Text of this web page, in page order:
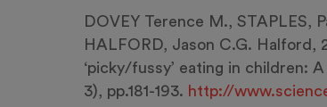
DOVEY Terence M., STAPLES,
HALFORD, Jason C.G. Halford,
‘picky/fussy’ eating in children:
3), pp.181-193. http://